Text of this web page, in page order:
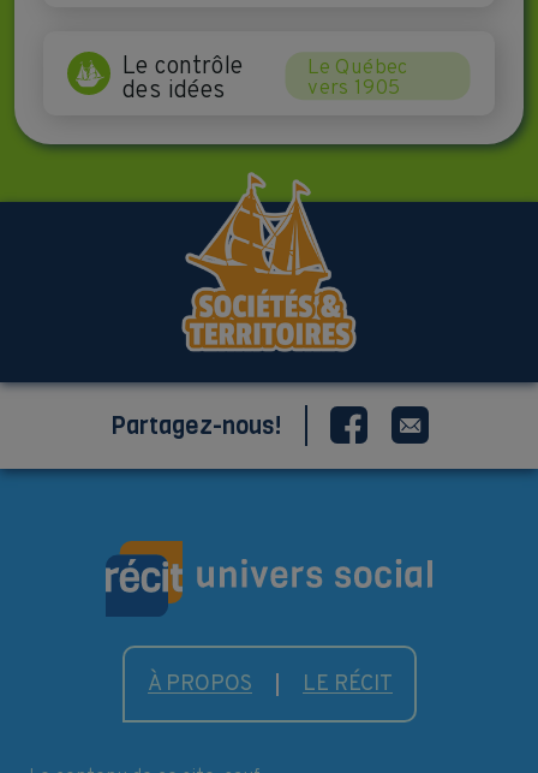
Le contrôle
des idées
Le Québec
vers 1905
À PROPOS LE RÉCIT
Partagez-nous!